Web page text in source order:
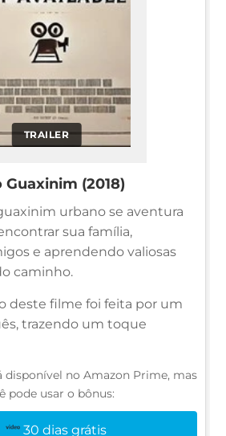
TRAILER
(2018)
urbano se aventura
sua família,
e aprendendo valiosas
caminho.
deste filme foi feita por um
trazendo um toque
disponível no Amazon Prime, mas
pode usar o bônus:
30 dias grátis